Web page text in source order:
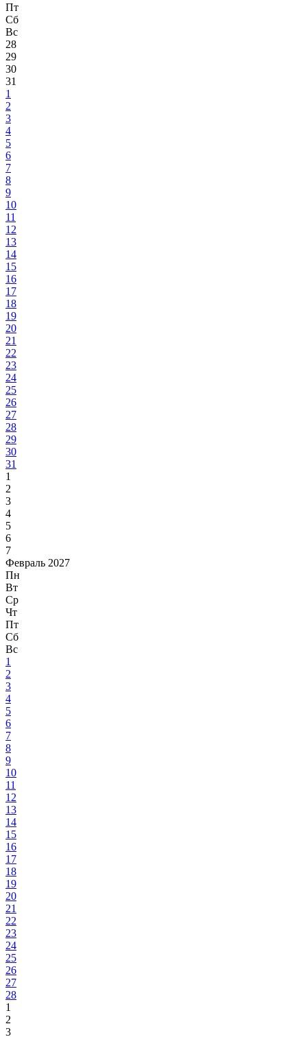
Пт
Сб
Вс
28
29
30
31
1
2
3
4
5
6
7
8
9
10
11
12
13
14
15
16
17
18
19
20
21
22
23
24
25
26
27
28
29
30
31
1
2
3
4
5
6
7
Февраль 2027
Пн
Вт
Ср
Чт
Пт
Сб
Вс
1
2
3
4
5
6
7
8
9
10
11
12
13
14
15
16
17
18
19
20
21
22
23
24
25
26
27
28
1
2
3